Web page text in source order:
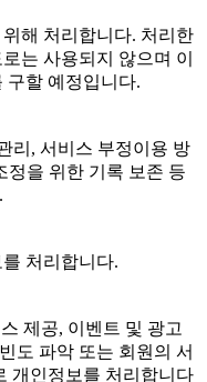
해 처리합니다. 처리한
는 사용되지 않으며 이
구할 예정입니다.
리, 서비스 부정이용 방
정을 위한 기록 보존 등
처리합니다.
제공, 이벤트 및 광고
도 파악 또는 회원의 서
개인정보를 처리합니다